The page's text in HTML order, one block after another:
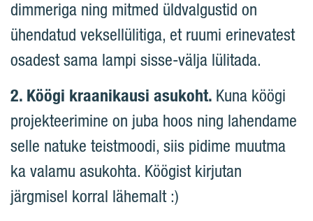
dimmeriga ning mitmed üldvalgustid on
ühendatud veksellülitiga, et ruumi erinevatest
osadest sama lampi sisse-välja lülitada.
2. Köögi kraanikausi asukoht. Kuna köögi
projekteerimine on juba hoos ning lahendame
selle natuke teistmoodi, siis pidime muutma
ka valamu asukohta. Köögist kirjutan
järgmisel korral lähemalt :)